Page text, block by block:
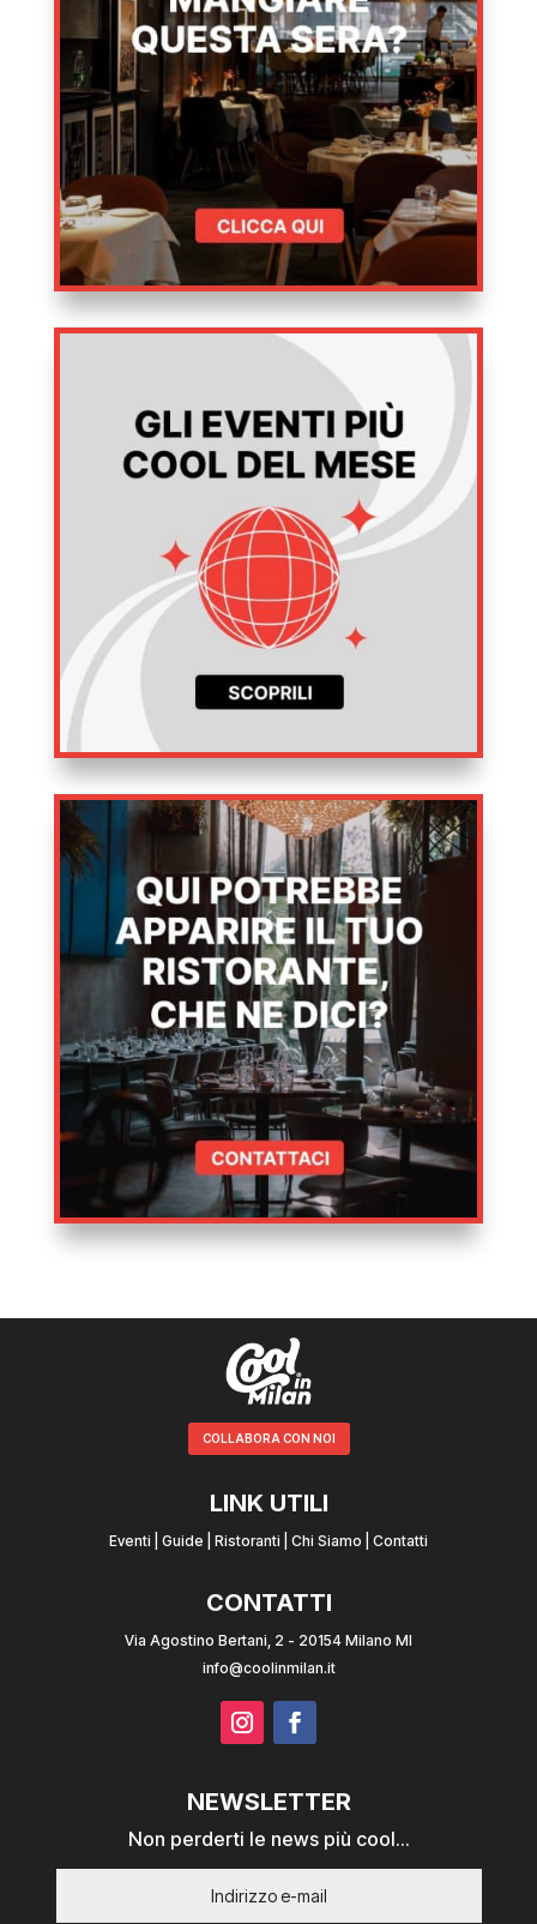
COLLABORA CON NOI
LINK UTILI
Eventi Guide Ristoranti Chi Siamo Contatti
CONTATTI
Via Agostino Bertani, 2 - 20154 Milano MI
info@coolinmilan.it
NEWSLETTER
Non perderti le news più cool...